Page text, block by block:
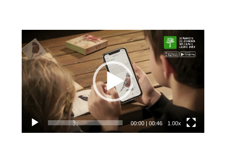
přehrávač
00:00 |00:46 1.00x